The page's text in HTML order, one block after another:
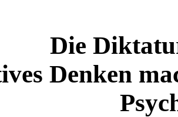
Die
Denken